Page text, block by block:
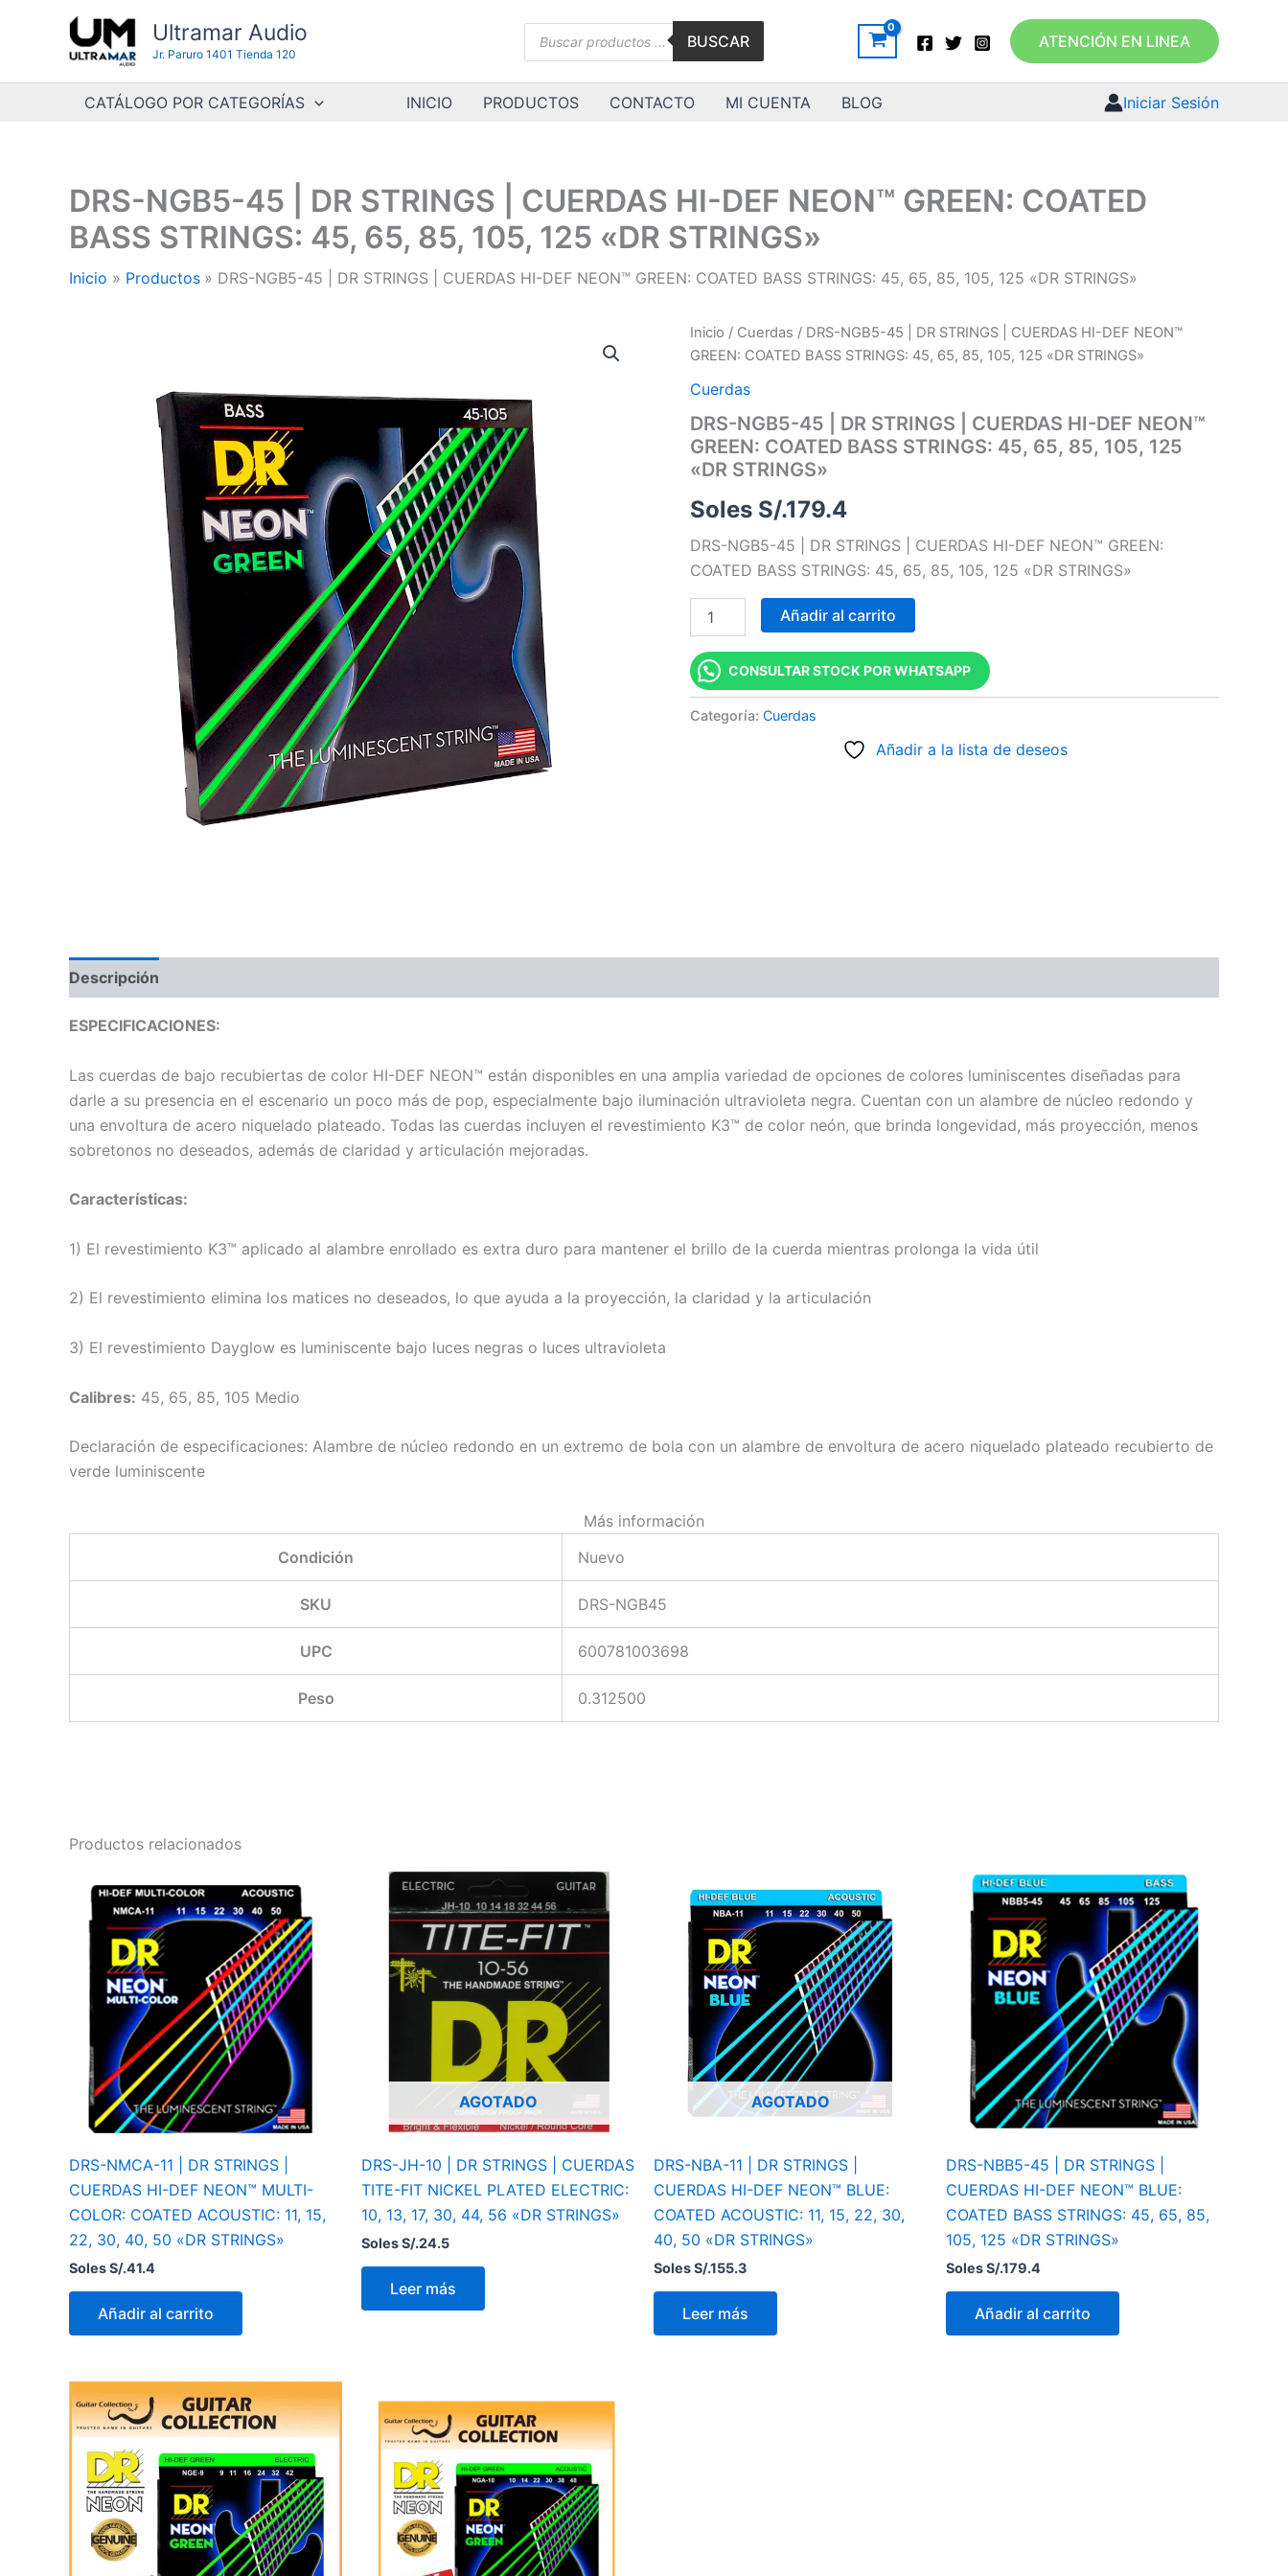
contenido
Ultramar Audio
Jr. Paruro 1401 Tienda 120
Búsqueda
BUSCAR ATENCIÓN EN LINEA
CATÁLOGO POR CATEGORÍAS INICIO PRODUCTOS CONTACTO MI CUENTA BLOG Iniciar Sesión
DRS-NGB5-45 | DR STRINGS | CUERDAS HI-DEF NEON™ GREEN: COATED
BASS STRINGS: 45, 65, 85, 105, 125 «DR STRINGS»
Inicio Productos DRS-NGB5-45 | DR STRINGS | CUERDAS HI-DEF NEON™ GREEN: COATED BASS STRINGS: 45, 65, 85, 105, 125 «DR STRINGS»
Inicio / Cuerdas / DRS-NGB5-45 | DR STRINGS | CUERDAS HI-DEF NEON™
GREEN: COATED BASS STRINGS: 45, 65, 85, 105, 125 «DR STRINGS»
Cuerdas
DRS-NGB5-45 | DR STRINGS | CUERDAS HI-DEF NEON™
GREEN: COATED BASS STRINGS: 45, 65, 85, 105, 125
«DR STRINGS»
Soles S/.179.4
DRS-NGB5-45 | DR STRINGS | CUERDAS HI-DEF NEON™ GREEN:
COATED BASS STRINGS: 45, 65, 85, 105, 125 «DR STRINGS»
DRS-
NGB5-
|
STRINGS
|
CUERDAS
DEF
NEON™
GREEN:
BASS
STRINGS:
45,
65,
85,
105,
125
"DR
Añadir al carrito
CONSULTAR STOCK POR WHATSAPP
Categoría: Cuerdas
Añadir a la lista de deseos
Descripción
ESPECIFICACIONES:
Las cuerdas de bajo recubiertas de color HI-DEF NEON™ están disponibles en una amplia variedad de opciones de colores luminiscentes diseñadas para
darle a su presencia en el escenario un poco más de pop, especialmente bajo iluminación ultravioleta negra. Cuentan con un alambre de núcleo redondo y
una envoltura de acero niquelado plateado. Todas las cuerdas incluyen el revestimiento K3™ de color neón, que brinda longevidad, más proyección, menos
sobretonos no deseados, además de claridad y articulación mejoradas.
Características:
1) El revestimiento K3™ aplicado al alambre enrollado es extra duro para mantener el brillo de la cuerda mientras prolonga la vida útil
2) El revestimiento elimina los matices no deseados, lo que ayuda a la proyección, la claridad y la articulación
3) El revestimiento Dayglow es luminiscente bajo luces negras o luces ultravioleta
Calibres: 45, 65, 85, 105 Medio
Declaración de especificaciones: Alambre de núcleo redondo en un extremo de bola con un alambre de envoltura de acero niquelado plateado recubierto de
verde luminiscente
Más información
Condición
Nuevo
SKU DRS-NGB45
UPC 600781003698
Peso 0.312500
Productos relacionados
DRS-NMCA-11 | DR STRINGS |
CUERDAS HI-DEF NEON™ MULTI-
COLOR: COATED ACOUSTIC: 11, 15,
22, 30, 40, 50 «DR STRINGS»
Soles S/.41.4
Añadir al carrito
AGOTADO
DRS-JH-10 | DR STRINGS | CUERDAS
TITE-FIT NICKEL PLATED ELECTRIC:
10, 13, 17, 30, 44, 56 «DR STRINGS»
Soles S/.24.5
Leer más
AGOTADO
DRS-NBA-11 | DR STRINGS |
CUERDAS HI-DEF NEON™ BLUE:
COATED ACOUSTIC: 11, 15, 22, 30,
40, 50 «DR STRINGS»
Soles S/.155.3
Leer más
DRS-NBB5-45 | DR STRINGS |
CUERDAS HI-DEF NEON™ BLUE:
COATED BASS STRINGS: 45, 65, 85,
105, 125 «DR STRINGS»
Soles S/.179.4
Añadir al carrito